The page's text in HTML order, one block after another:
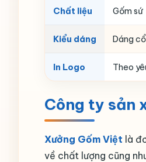
Chất liệu Gốm sứ
Kiểu dáng Dáng
In Logo Theo
Công ty sản
Xưởng Gốm Việt là
về chất lượng cũng